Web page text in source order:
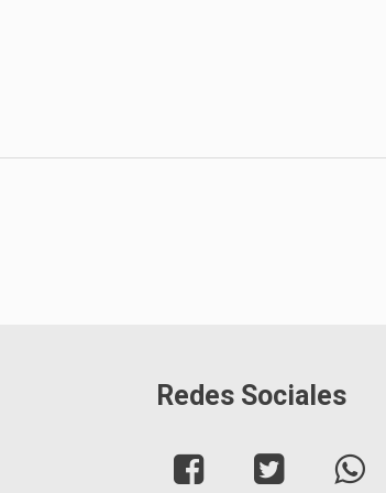
Redes Sociales